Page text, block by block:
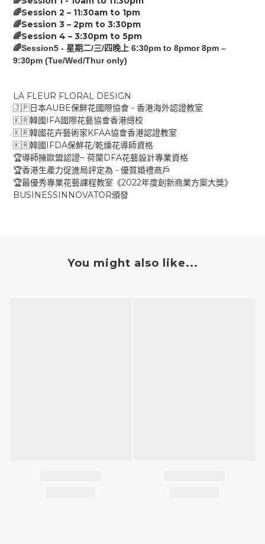
🌈Session 2 – 11:30am to 1pm
🌈Session 3 – 2pm to 3:30pm
🌈Session 4 – 3:30pm to 5pm
🌈Session5 - 星期二/三/四晚上 6:30pm to 8pmor 8pm –
9:30pm (Tue/Wed/Thur only)
LA FLEUR FLORAL DESIGN
🇯🇵 日本AUBE保鮮花國際協會 - 香港海外認證教室
🇰🇷韓國 IFA國際花藝協會香港總校
🇰🇷韓國花卉藝術家 KFAA協會香港認證教室
🇰🇷韓國 IFDA保鮮花/乾燥花導師資格
🏆導師擁歐盟認證~ 荷蘭 DFA花藝設計專業資格
🏆香港生產力促進局評定為 - 優質婚禮商戶
🏆最優秀專業花藝課程教室《2022年度創新商業方案大獎》
BUSINESSINNOVATOR頒發
You might also like...